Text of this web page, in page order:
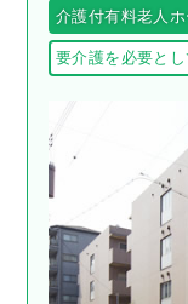
介護付有料老人
要介護を必要と